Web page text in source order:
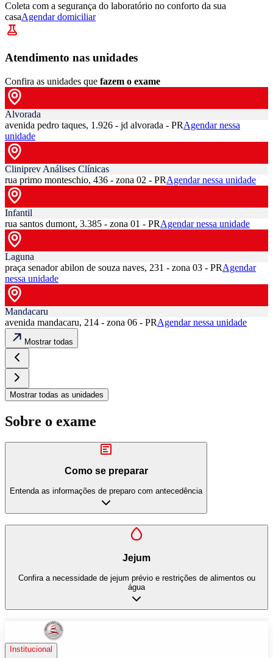
Coleta com a segurança do laboratório no conforto da sua
casaAgendar domiciliar
Atendimento nas unidades
Confira as unidades que fazem o exame
Alvorada
avenida pedro taques, 1.926 - jd alvorada - PRAgendar nessa
unidade
Cliniprev Análises Clínicas
rua primo monteschio, 436 - zona 02 - PRAgendar nessa unidade
Infantil
rua santos dumont, 3.385 - zona 01 - PRAgendar nessa unidade
Laguna
praça senador abilon de souza naves, 231 - zona 03 - PRAgendar
nessa unidade
Mandacaru
avenida mandacaru, 214 - zona 06 - PRAgendar nessa unidade
Mostrar todas
Mostrar todas as unidades
Sobre o exame
Como se preparar
Entenda as informações de preparo com antecedência
Jejum
Confira a necessidade de jejum prévio e restrições de alimentos ou
água
Institucional